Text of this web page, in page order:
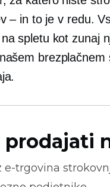
– in to je v redu.
spletu kot zunaj
prodajati
e-trgovina